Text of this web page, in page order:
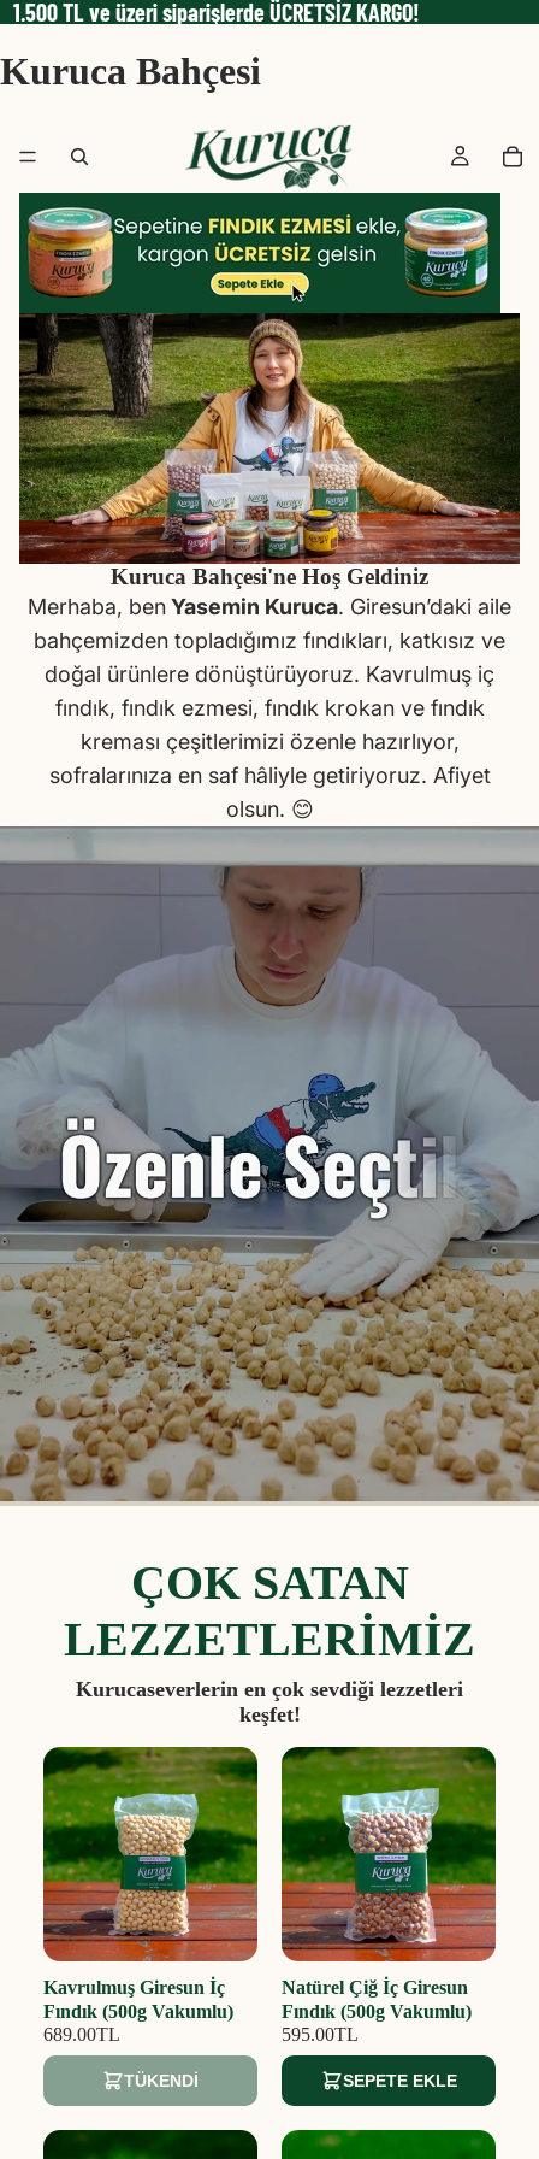
1.500 TL ve üzeri siparişlerde ÜCRETSİZ KARGO!
Kuruca Bahçesi
Kuruca Bahçesi'ne Hoş Geldiniz
Merhaba, benYasemin Kuruca. Giresun’daki aile
bahçemizden topladığımız fındıkları, katkısız ve
doğal ürünlere dönüştürüyoruz. Kavrulmuş iç
fındık, fındık ezmesi, fındık krokan ve fındık
kreması çeşitlerimizi özenle hazırlıyor,
sofralarınıza en saf hâliyle getiriyoruz. Afiyet
olsun. 😊
ÇOK SATAN
LEZZETLERİMİZ
Kurucaseverlerin en çok sevdiği lezzetleri
keşfet!
Kavrulmuş Giresun İç
Fındık (500g Vakumlu)
689.00TL
TÜKENDI
Natürel Çiğ İç Giresun
Fındık (500g Vakumlu)
595.00TL
SEPETE EKLE